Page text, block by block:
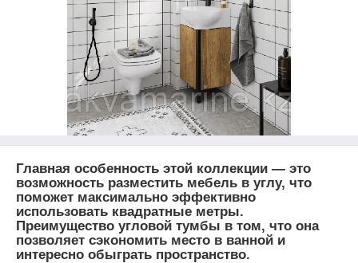
Главная особенность этой коллекции — это
возможность разместить мебель в углу, что
поможет максимально эффективно
использовать квадратные метры.
Преимущество угловой тумбы в том, что она
позволяет сэкономить место в ванной и
интересно обыграть пространство.